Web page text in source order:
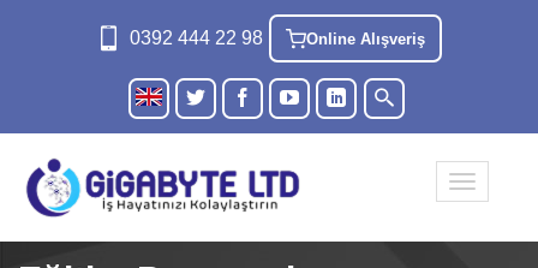
0392 444 22 98 Online Alışveriş
Toggle